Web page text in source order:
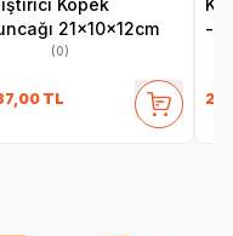
21x10x12cm
(0)
TL
-